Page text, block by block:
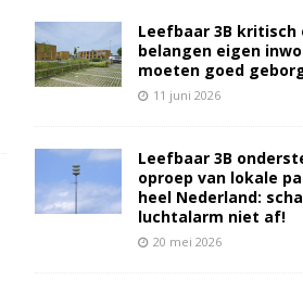
Leefbaar 3B kritisch
belangen eigen
moeten goed
11 juni 2026
Leefbaar 3B
oproep van lokale
heel Nederland:
luchtalarm niet af!
20 mei 2026